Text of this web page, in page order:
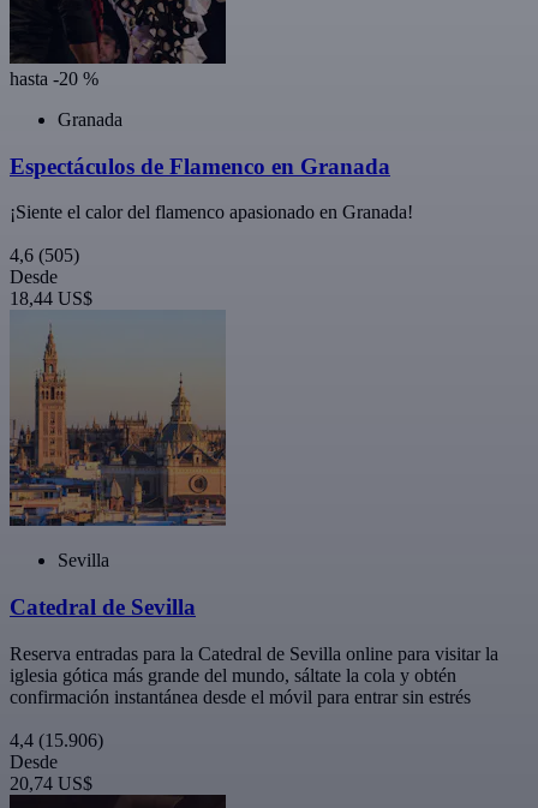
hasta -20 %
Granada
Espectáculos de Flamenco en Granada
¡Siente el calor del flamenco apasionado en Granada!
4,6 (505)
Desde
18,44 US$
Sevilla
Catedral de Sevilla
Reserva entradas para la Catedral de Sevilla online para visitar la
iglesia gótica más grande del mundo, sáltate la cola y obtén
confirmación instantánea desde el móvil para entrar sin estrés
4,4 (15.906)
Desde
20,74 US$